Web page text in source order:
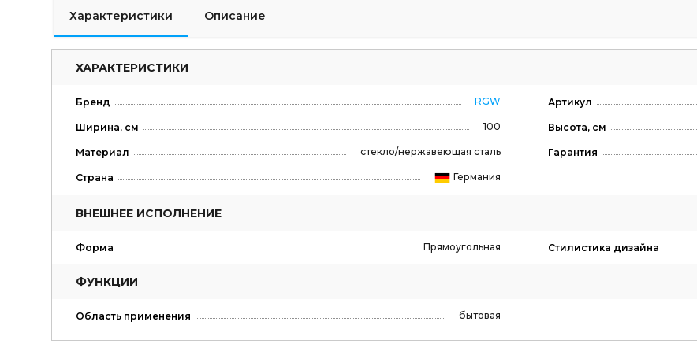
Характеристики Описание
ХАРАКТЕРИСТИКИ
Бренд RGW Артикул
Ширина, см 100 Высота, см
Материал стекло/нержавеющая сталь Гарантия
Страна Германия
ВНЕШНЕЕ ИСПОЛНЕНИЕ
Форма Прямоугольная Стилистика дизайна
ФУНКЦИИ
Область применения бытовая